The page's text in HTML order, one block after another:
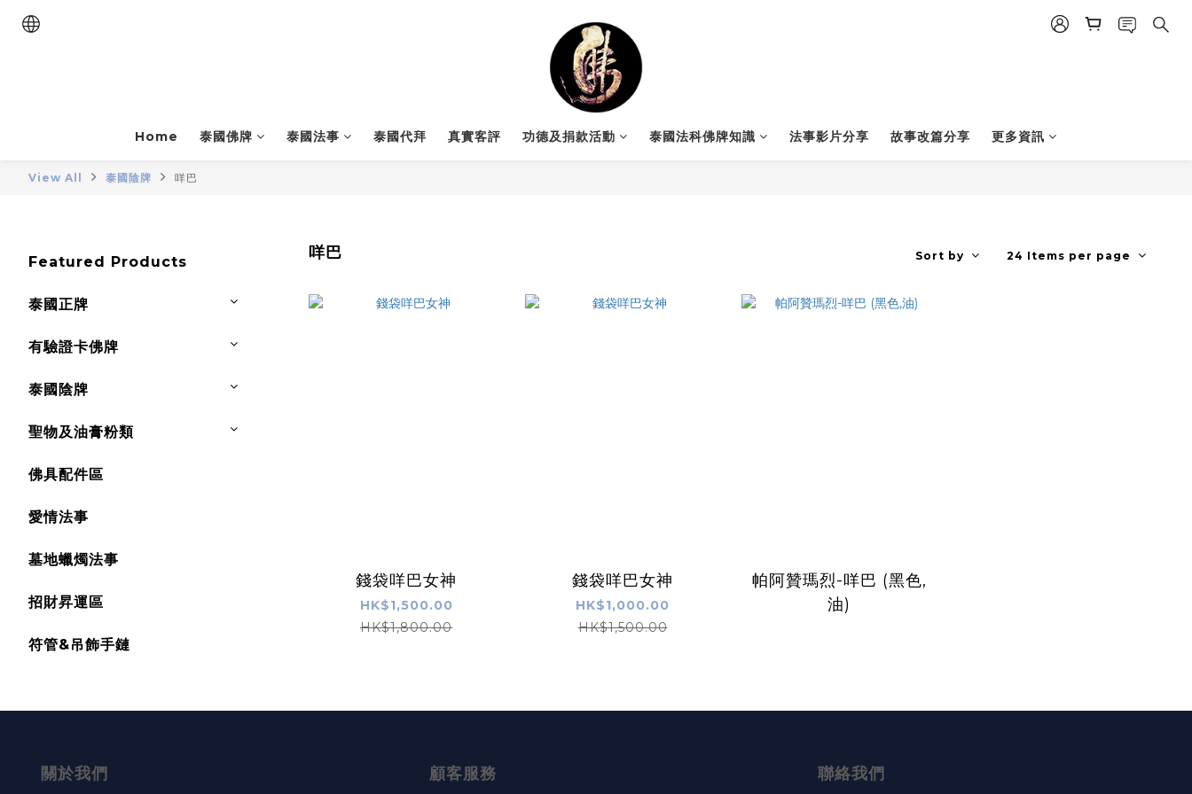
Home 泰國佛牌 泰國法事 泰國代拜 真實客評 功德及捐款活動 泰國法科佛牌知識 法事影片分享 故事改篇分享 更多資訊
View All 泰國陰牌 咩巴
Featured Products
泰國正牌
有驗證卡佛牌
泰國陰牌
聖物及油膏粉類
佛具配件區
愛情法事
墓地蠟燭法事
招財昇運區
符管&吊飾手鏈
咩巴 Sort by 24 Items per page
錢袋咩巴女神
HK$1,500.00
HK$1,800.00
錢袋咩巴女神
HK$1,000.00
HK$1,500.00
帕阿贊瑪烈-咩巴 (黑色,
油)
關於我們 顧客服務 聯絡我們